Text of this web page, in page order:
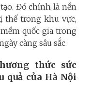
Đó chính là nền
thế trong khu vực,
quốc gia trong
càng sâu sắc.
thức sức
quả của Hà Nội